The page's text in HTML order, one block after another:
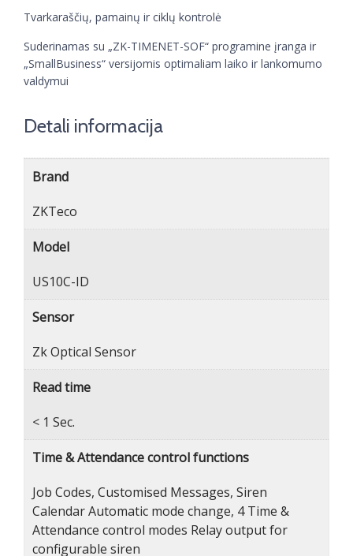
Tvarkaraščių, pamainų ir ciklų kontrolė
Suderinamas su „ZK-TIMENET-SOF“ programine įranga ir
„SmallBusiness“ versijomis optimaliam laiko ir lankomumo
valdymui
Detali informacija
Brand
ZKTeco
Model
US10C-ID
Sensor
Zk Optical Sensor
Read time
< 1 Sec.
Time & Attendance control functions
Job Codes, Customised Messages, Siren
Calendar Automatic mode change, 4 Time &
Attendance control modes Relay output for
configurable siren